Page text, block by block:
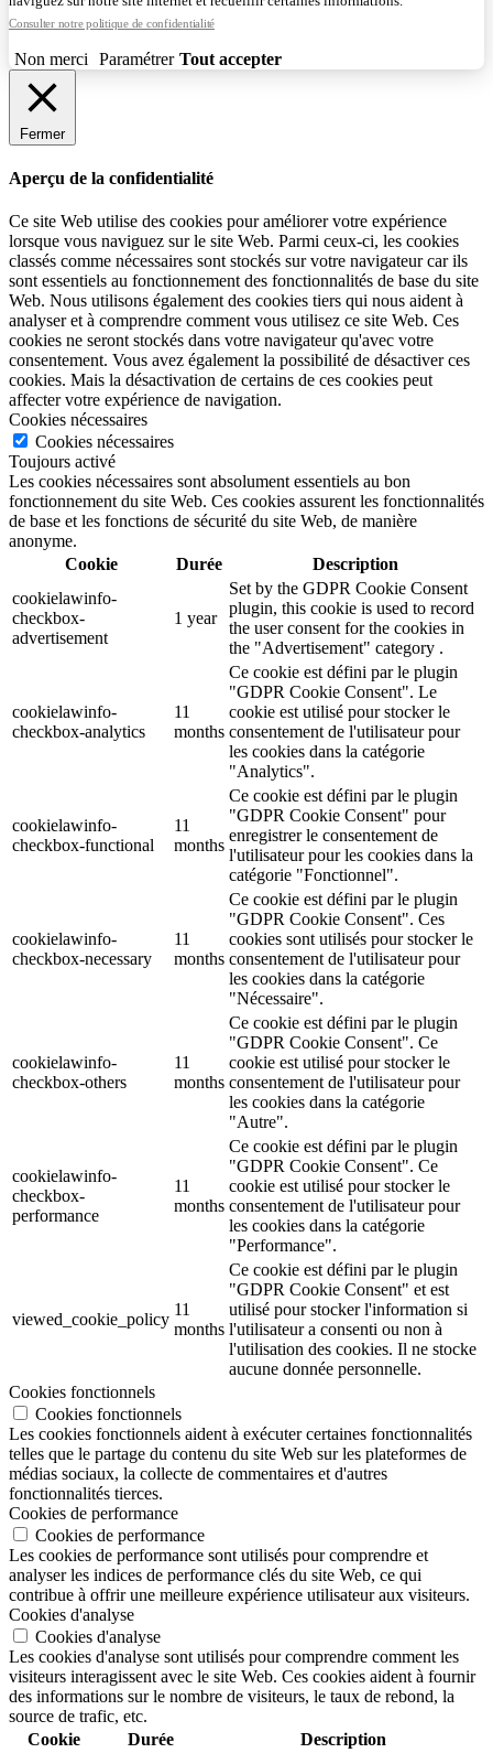
Consulter notre politique de confidentialité
Non merci Paramétrer Tout accepter
Fermer
Aperçu de la confidentialité
Ce site Web utilise des cookies pour améliorer votre expérience
lorsque vous naviguez sur le site Web. Parmi ceux-ci, les cookies
classés comme nécessaires sont stockés sur votre navigateur car ils
sont essentiels au fonctionnement des fonctionnalités de base du site
Web. Nous utilisons également des cookies tiers qui nous aident à
analyser et à comprendre comment vous utilisez ce site Web. Ces
cookies ne seront stockés dans votre navigateur qu'avec votre
consentement. Vous avez également la possibilité de désactiver ces
cookies. Mais la désactivation de certains de ces cookies peut
affecter votre expérience de navigation.
Cookies nécessaires
Cookies nécessaires
Toujours activé
Les cookies nécessaires sont absolument essentiels au bon
fonctionnement du site Web. Ces cookies assurent les fonctionnalités
de base et les fonctions de sécurité du site Web, de manière
anonyme.
Cookie
Durée
Description
cookielawinfo-
checkbox-
advertisement
1 year
Set by the GDPR Cookie Consent
plugin, this cookie is used to record
the user consent for the cookies in
the "Advertisement" category .
cookielawinfo-
checkbox-analytics
11
months
Ce cookie est défini par le plugin
"GDPR Cookie Consent". Le
cookie est utilisé pour stocker le
consentement de l'utilisateur pour
les cookies dans la catégorie
"Analytics".
cookielawinfo-
checkbox-functional
11
months
Ce cookie est défini par le plugin
"GDPR Cookie Consent" pour
enregistrer le consentement de
l'utilisateur pour les cookies dans la
catégorie "Fonctionnel".
cookielawinfo-
checkbox-necessary
11
months
Ce cookie est défini par le plugin
"GDPR Cookie Consent". Ces
cookies sont utilisés pour stocker le
consentement de l'utilisateur pour
les cookies dans la catégorie
"Nécessaire".
cookielawinfo-
checkbox-others
11
months
Ce cookie est défini par le plugin
"GDPR Cookie Consent". Ce
cookie est utilisé pour stocker le
consentement de l'utilisateur pour
les cookies dans la catégorie
"Autre".
cookielawinfo-
checkbox-
performance
11
months
Ce cookie est défini par le plugin
"GDPR Cookie Consent". Ce
cookie est utilisé pour stocker le
consentement de l'utilisateur pour
les cookies dans la catégorie
"Performance".
viewed_cookie_policy
11
months
Ce cookie est défini par le plugin
"GDPR Cookie Consent" et est
utilisé pour stocker l'information si
l'utilisateur a consenti ou non à
l'utilisation des cookies. Il ne stocke
aucune donnée personnelle.
Cookies fonctionnels
Cookies fonctionnels
Les cookies fonctionnels aident à exécuter certaines fonctionnalités
telles que le partage du contenu du site Web sur les plateformes de
médias sociaux, la collecte de commentaires et d'autres
fonctionnalités tierces.
Cookies de performance
Cookies de performance
Les cookies de performance sont utilisés pour comprendre et
analyser les indices de performance clés du site Web, ce qui
contribue à offrir une meilleure expérience utilisateur aux visiteurs.
Cookies d'analyse
Cookies d'analyse
Les cookies d'analyse sont utilisés pour comprendre comment les
visiteurs interagissent avec le site Web. Ces cookies aident à fournir
des informations sur le nombre de visiteurs, le taux de rebond, la
source de trafic, etc.
Cookie
Durée Description